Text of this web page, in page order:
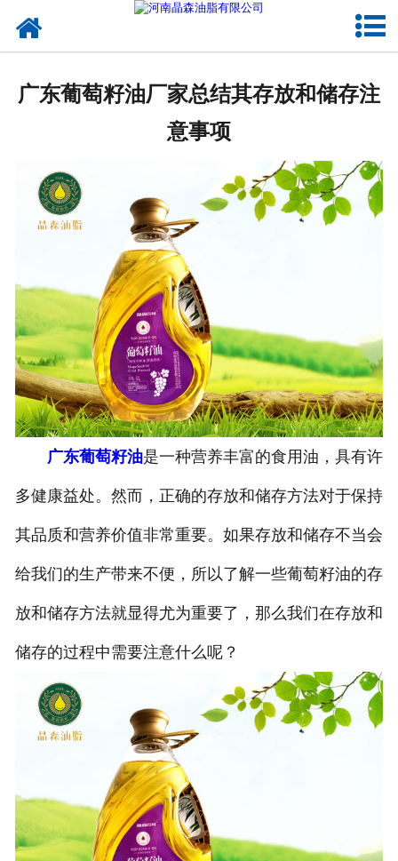
葡萄籽油
产品中心
联系晶森
走进晶森
公司官网
广东葡萄籽油厂家总结其存放和储存注
意事项
广东葡萄籽油是一种营养丰富的食用油，具有许
多健康益处。然而，正确的存放和储存方法对于保持
其品质和营养价值非常重要。如果存放和储存不当会
给我们的生产带来不便，所以了解一些葡萄籽油的存
放和储存方法就显得尤为重要了，那么我们在存放和
储存的过程中需要注意什么呢？